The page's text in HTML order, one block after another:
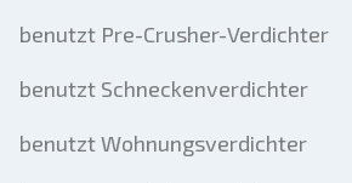
benutzt Pre-Crusher-Verdichter
benutzt Schneckenverdichter
benutzt Wohnungsverdichter